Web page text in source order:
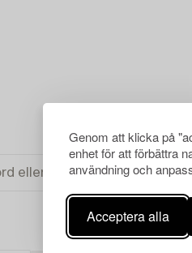
Genom att klicka på
enhet för att förbättra
användning och
Acceptera alla